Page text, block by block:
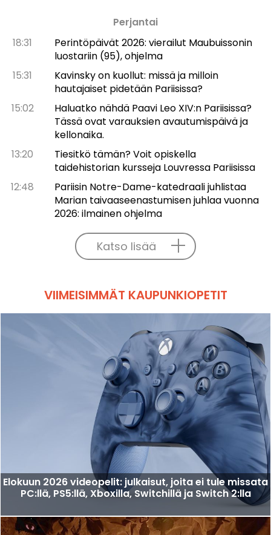
Perjantai
18:31
Perintöpäivät 2026: vierailut Maubuissonin
luostariin (95), ohjelma
15:31
Kavinsky on kuollut: missä ja milloin
hautajaiset pidetään Pariisissa?
15:02
Haluatko nähdä Paavi Leo XIV:n Pariisissa?
Tässä ovat varauksien avautumispäivä ja
kellonaika.
13:20
Tiesitkö tämän? Voit opiskella
taidehistorian kursseja Louvressa Pariisissa
12:48
Pariisin Notre-Dame-katedraali juhlistaa
Marian taivaaseenastumisen juhlaa vuonna
2026: ilmainen ohjelma
Katso lisää
VIIMEISIMMÄT KAUPUNKIOPETIT
Elokuun 2026 videopelit: julkaisut, joita ei tule missata
PC:llä, PS5:llä, Xboxilla, Switchillä ja Switch 2:lla